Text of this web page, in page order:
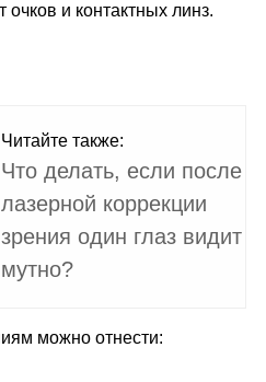
очков и контактных линз.
Читайте также:
Что делать, если после
лазерной коррекции
зрения один глаз видит
мутно?
можно отнести: